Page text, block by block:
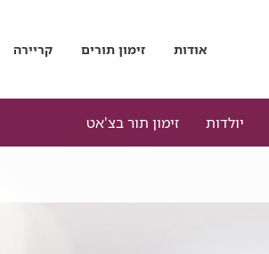
אודות זימון תורים קריירה
יולדות זימון תור בצ'אט